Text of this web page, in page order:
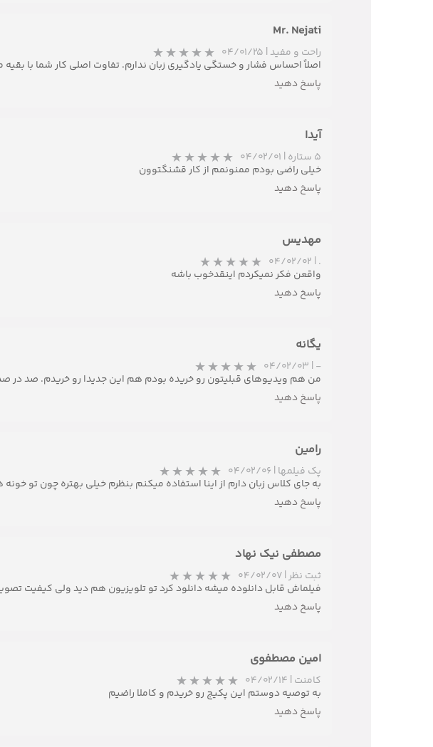
Mr. Nejati
راحت و مفید | ۰۴/۰۱/۲۵
اصلاً احساس فشار و خستگی یادگیری زبان ندارم. تفاوت اصلی کار شما با
پاسخ دهید
آیدا
5 ستاره | ۰۴/۰۲/۰۱
خیلی راضی بودم ممنونمم از کار قشنگتوون
پاسخ دهید
مهدیس
.
| ۰۴/۰۲/۰۲
واقعن فکر نمیکردم اینقدخوب باشه
پاسخ دهید
یگانه
-
| ۰۴/۰۲/۰۳
من هم ویدیوهای قبلیتون رو خریده بودم هم این جدیدا رو خریدم. صد در صد
پاسخ دهید
رامین
پک فیلمها | ۰۴/۰۲/۰۶
به جای کلاس زبان دارم از اینا استفاده میکنم بنظرم خیلی بهتره چون تو
پاسخ دهید
مصطفی نیک نهاد
ثبت نظر|۰۴/۰۲/۰۷
فیلماش قابل دانلوده میشه دانلود کرد تو تلویزیون هم دید ولی کیفیت تصویر از فصل چهارم ببعد 1080 میشه.
پاسخ دهید
امین مصطفوی
کامنت | ۰۴/۰۲/۱۴
به توصیه دوستم این پکیج رو خریدم و کاملا راضیم
پاسخ دهید